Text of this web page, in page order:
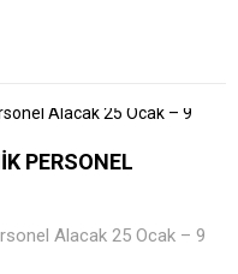
PERSONEL
Alacak 25 Ocak – 9